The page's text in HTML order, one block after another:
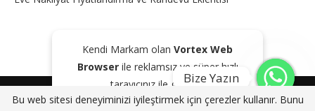
Kendi Markam olan Vortex Web
Browserile reklamsız ve süper hızlı
tarayıcınız ile gezinin!
Bu web sitesi deneyiminizi iyileştirmek için çerezler kullanır. Bunu
@2024 - Tüm Haklarım Saklıdır. Sitede bulunan içeriklerin bir kısmı veya
tamamı kaynak gösterilse dahi kopyalanması, çoğaltılması ve
Bize Yazın